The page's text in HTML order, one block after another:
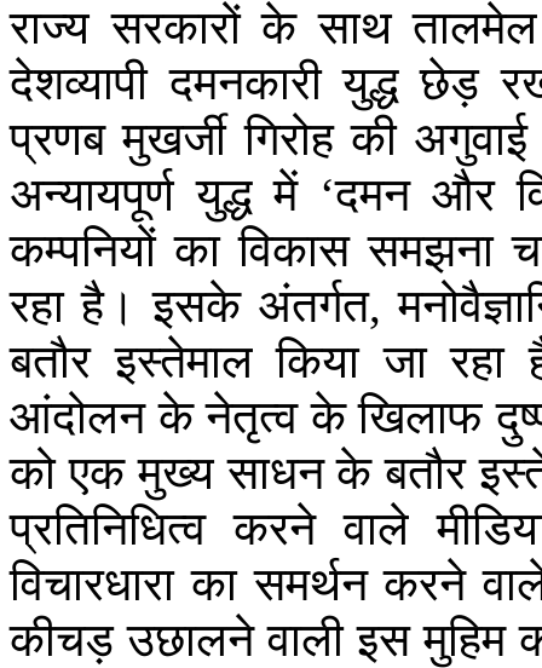
राज्य सरकारों के साथ तालमेल
देशव्यापी दमनकारी युद्ध छेड़
प्रणब मुखर्जी गिरोह की अगुवाई
अन्यायपूर्ण युद्ध में‘दमन और
कम्पनियों का विकास समझना
रहा है। इसके अंतर्गत,
बतौर इस्तेमाल किया जा रहा
आंदोलन के नेतृत्व के खिलाफ
को एक मुख्य साधन के बतौर
प्रतिनिधित्व करने वाले
विचारधारा का समर्थन करने
कीचड़ उछालने वाली इस मुहिम